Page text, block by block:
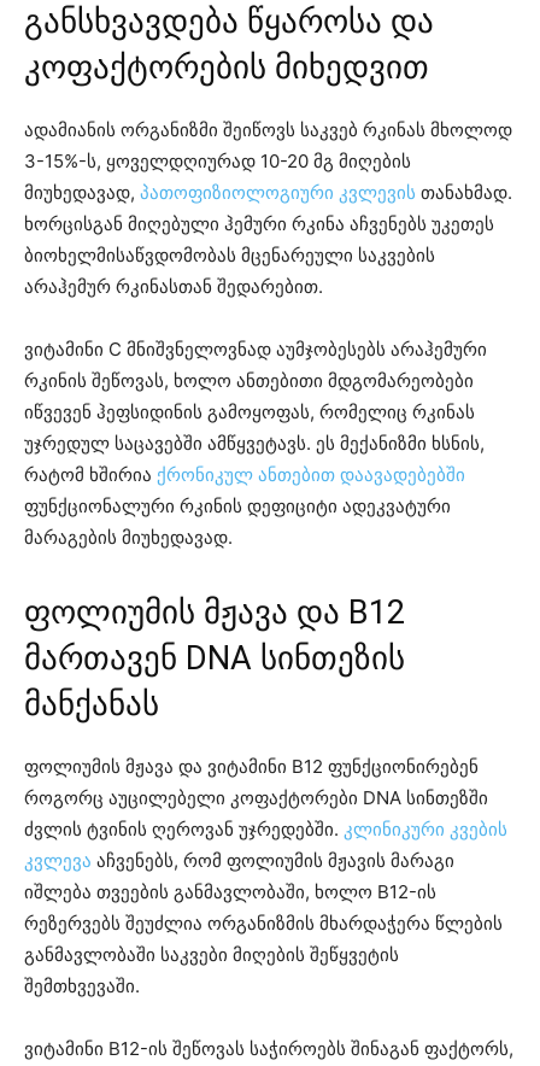
განსხვავდება წყაროსა და
კოფაქტორების მიხედვით
ადამიანის ორგანიზმი შეიწოვს საკვებ რკინას მხოლოდ
3-15%-ს, ყოველდღიურად 10-20 მგ მიღების
მიუხედავად, პათოფიზიოლოგიური კვლევის თანახმად.
ხორცისგან მიღებული ჰემური რკინა აჩვენებს უკეთეს
ბიოხელმისაწვდომობას მცენარეული საკვების
არაჰემურ რკინასთან შედარებით.
ვიტამინი C მნიშვნელოვნად აუმჯობესებს არაჰემური
რკინის შეწოვას, ხოლო ანთებითი მდგომარეობები
იწვევენ ჰეფსიდინის გამოყოფას, რომელიც რკინას
უჯრედულ საცავებში ამწყვეტავს. ეს მექანიზმი ხსნის,
რატომ ხშირია ქრონიკულ ანთებით დაავადებებში
ფუნქციონალური რკინის დეფიციტი ადეკვატური
მარაგების მიუხედავად.
ფოლიუმის მჟავა და B12
მართავენ DNA სინთეზის
მანქანას
ფოლიუმის მჟავა და ვიტამინი B12 ფუნქციონირებენ
როგორც აუცილებელი კოფაქტორები DNA სინთეზში
ძვლის ტვინის ღეროვან უჯრედებში. კლინიკური კვების
კვლევა აჩვენებს, რომ ფოლიუმის მჟავის მარაგი
იშლება თვეების განმავლობაში, ხოლო B12-ის
რეზერვებს შეუძლია ორგანიზმის მხარდაჭერა წლების
განმავლობაში საკვები მიღების შეწყვეტის
შემთხვევაში.
ვიტამინი B12-ის შეწოვას საჭიროებს შინაგან ფაქტორს,